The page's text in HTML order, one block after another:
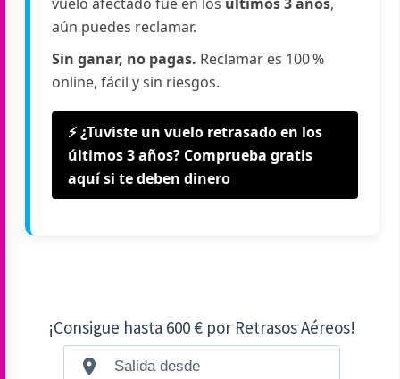
aún puedes reclamar.
Sin ganar, no pagas. Reclamar es 100 %
online, fácil y sin riesgos.
⚡ ¿Tuviste un vuelo retrasado en los
últimos 3 años? Comprueba gratis
aquí si te deben dinero